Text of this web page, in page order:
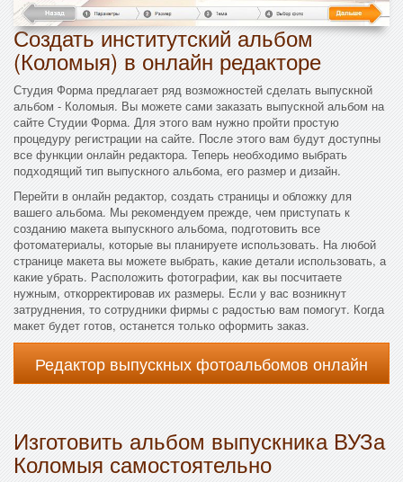
Создать институтский альбом
(Коломыя) в онлайн редакторе
Студия Форма предлагает ряд возможностей сделать выпускной
альбом - Коломыя. Вы можете сами заказать выпускной альбом на
сайте Студии Форма. Для этого вам нужно пройти простую
процедуру регистрации на сайте. После этого вам будут доступны
все функции онлайн редактора. Теперь необходимо выбрать
подходящий тип выпускного альбома, его размер и дизайн.
Перейти в онлайн редактор, создать страницы и обложку для
вашего альбома. Мы рекомендуем прежде, чем приступать к
созданию макета выпускного альбома, подготовить все
фотоматериалы, которые вы планируете использовать. На любой
странице макета вы можете выбрать, какие детали использовать, а
какие убрать. Расположить фотографии, как вы посчитаете
нужным, откорректировав их размеры. Если у вас возникнут
затруднения, то сотрудники фирмы с радостью вам помогут. Когда
макет будет готов, останется только оформить заказ.
Редактор выпускных фотоальбомов онлайн
Изготовить альбом выпускника ВУЗа
Коломыя самостоятельно